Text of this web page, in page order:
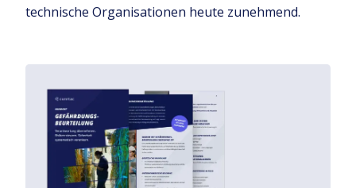
technische Organisationen heute zunehmend.